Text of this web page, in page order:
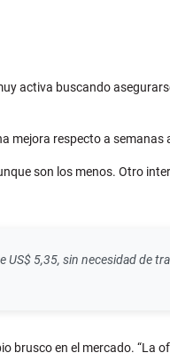
activa buscando
mejora respecto a semanas
son los menos. Otro
5,35, sin necesidad de
brusco en el mercado. “La